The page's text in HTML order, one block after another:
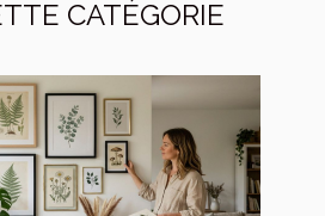
CATÉGORIE